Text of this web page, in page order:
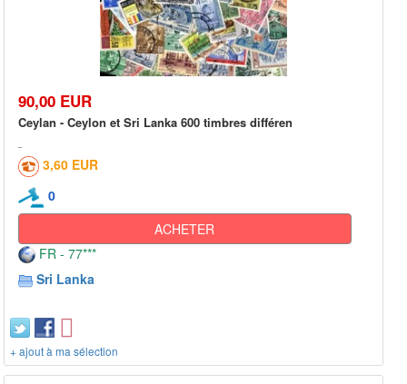
90,00 EUR
Ceylan - Ceylon et Sri Lanka 600 timbres différen
3,60 EUR
0
ACHETER
FR - 77***
Sri Lanka
+ ajout à ma sélection